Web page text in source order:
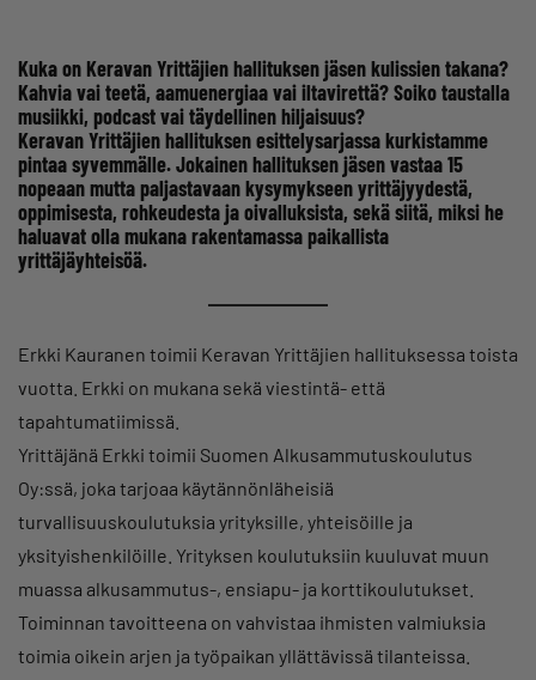
Kuka on Keravan Yrittäjien hallituksen jäsen kulissien takana?
Kahvia vai teetä, aamuenergiaa vai iltavirettä? Soiko taustalla
musiikki, podcast vai täydellinen hiljaisuus?
Keravan Yrittäjien hallituksen esittelysarjassa kurkistamme
pintaa syvemmälle. Jokainen hallituksen jäsen vastaa 15
nopeaan mutta paljastavaan kysymykseen yrittäjyydestä,
oppimisesta, rohkeudesta ja oivalluksista, sekä siitä, miksi he
haluavat olla mukana rakentamassa paikallista
yrittäjäyhteisöä.
Erkki Kauranen toimii Keravan Yrittäjien hallituksessa toista
vuotta. Erkki on mukana sekä viestintä- että
tapahtumatiimissä.
Yrittäjänä Erkki toimii Suomen Alkusammutuskoulutus
Oy:ssä, joka tarjoaa käytännönläheisiä
turvallisuuskoulutuksia yrityksille, yhteisöille ja
yksityishenkilöille. Yrityksen koulutuksiin kuuluvat muun
muassa alkusammutus-, ensiapu- ja korttikoulutukset.
Toiminnan tavoitteena on vahvistaa ihmisten valmiuksia
toimia oikein arjen ja työpaikan yllättävissä tilanteissa.